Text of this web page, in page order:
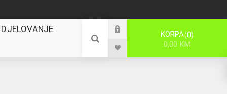
KORPA 0
0,00 KM